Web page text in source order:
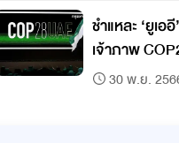
ชำแหละ ‘ยูเ
เจ้าภาพ
30 พ.ย.